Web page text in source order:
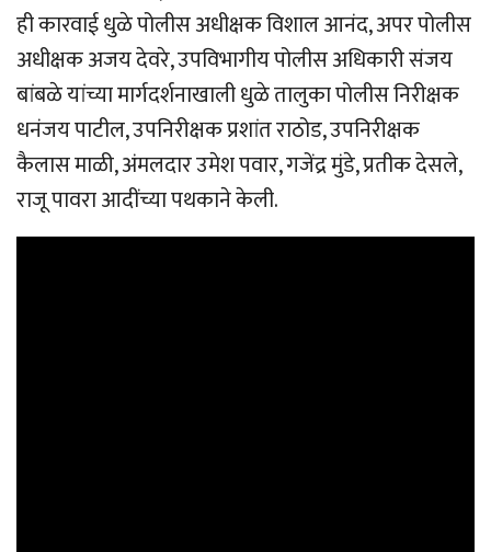
ही कारवाई धुळे पोलीस अधीक्षक विशाल आनंद, अपर पोलीस
अधीक्षक अजय देवरे, उपविभागीय पोलीस अधिकारी संजय
बांबळे यांच्या मार्गदर्शनाखाली धुळे तालुका पोलीस निरीक्षक
धनंजय पाटील, उपनिरीक्षक प्रशांत राठोड, उपनिरीक्षक
कैलास माळी, अंमलदार उमेश पवार, गजेंद्र मुंडे, प्रतीक देसले,
राजू पावरा आदींच्या पथकाने केली.